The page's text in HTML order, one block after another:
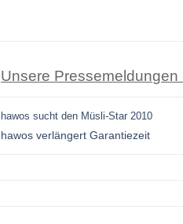
Unsere Pressemeldungen
hawos sucht den Müsli-Star 2010
hawos verlängert Garantiezeit